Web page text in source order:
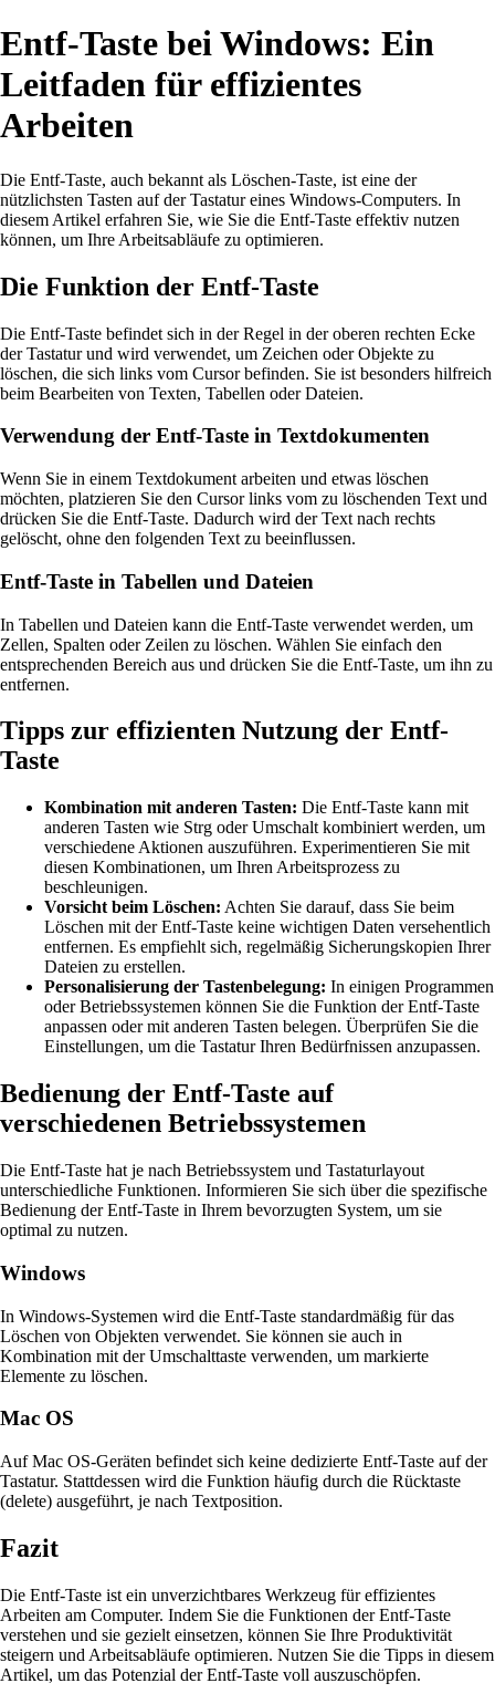
Entf-Taste bei Windows: Ein
Leitfaden für effizientes
Arbeiten
Die Entf-Taste, auch bekannt als Löschen-Taste, ist eine der
nützlichsten Tasten auf der Tastatur eines Windows-Computers. In
diesem Artikel erfahren Sie, wie Sie die Entf-Taste effektiv nutzen
können, um Ihre Arbeitsabläufe zu optimieren.
Die Funktion der Entf-Taste
Die Entf-Taste befindet sich in der Regel in der oberen rechten Ecke
der Tastatur und wird verwendet, um Zeichen oder Objekte zu
löschen, die sich links vom Cursor befinden. Sie ist besonders hilfreich
beim Bearbeiten von Texten, Tabellen oder Dateien.
Verwendung der Entf-Taste in Textdokumenten
Wenn Sie in einem Textdokument arbeiten und etwas löschen
möchten, platzieren Sie den Cursor links vom zu löschenden Text und
drücken Sie die Entf-Taste. Dadurch wird der Text nach rechts
gelöscht, ohne den folgenden Text zu beeinflussen.
Entf-Taste in Tabellen und Dateien
In Tabellen und Dateien kann die Entf-Taste verwendet werden, um
Zellen, Spalten oder Zeilen zu löschen. Wählen Sie einfach den
entsprechenden Bereich aus und drücken Sie die Entf-Taste, um ihn zu
entfernen.
Tipps zur effizienten Nutzung der Entf-
Taste
Kombination mit anderen Tasten: Die Entf-Taste kann mit
anderen Tasten wie Strg oder Umschalt kombiniert werden, um
verschiedene Aktionen auszuführen. Experimentieren Sie mit
diesen Kombinationen, um Ihren Arbeitsprozess zu
beschleunigen.
Vorsicht beim Löschen: Achten Sie darauf, dass Sie beim
Löschen mit der Entf-Taste keine wichtigen Daten versehentlich
entfernen. Es empfiehlt sich, regelmäßig Sicherungskopien Ihrer
Dateien zu erstellen.
Personalisierung der Tastenbelegung: In einigen Programmen
oder Betriebssystemen können Sie die Funktion der Entf-Taste
anpassen oder mit anderen Tasten belegen. Überprüfen Sie die
Einstellungen, um die Tastatur Ihren Bedürfnissen anzupassen.
Bedienung der Entf-Taste auf
verschiedenen Betriebssystemen
Die Entf-Taste hat je nach Betriebssystem und Tastaturlayout
unterschiedliche Funktionen. Informieren Sie sich über die spezifische
Bedienung der Entf-Taste in Ihrem bevorzugten System, um sie
optimal zu nutzen.
Windows
In Windows-Systemen wird die Entf-Taste standardmäßig für das
Löschen von Objekten verwendet. Sie können sie auch in
Kombination mit der Umschalttaste verwenden, um markierte
Elemente zu löschen.
Mac OS
Auf Mac OS-Geräten befindet sich keine dedizierte Entf-Taste auf der
Tastatur. Stattdessen wird die Funktion häufig durch die Rücktaste
(delete) ausgeführt, je nach Textposition.
Fazit
Die Entf-Taste ist ein unverzichtbares Werkzeug für effizientes
Arbeiten am Computer. Indem Sie die Funktionen der Entf-Taste
verstehen und sie gezielt einsetzen, können Sie Ihre Produktivität
steigern und Arbeitsabläufe optimieren. Nutzen Sie die Tipps in diesem
Artikel, um das Potenzial der Entf-Taste voll auszuschöpfen.